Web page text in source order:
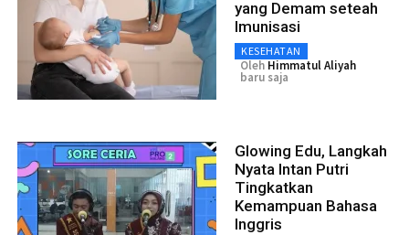
yang Demam seteah
Imunisasi
KESEHATAN
Oleh Himmatul Aliyah
baru saja
Glowing Edu, Langkah
Nyata Intan Putri
Tingkatkan
Kemampuan Bahasa
Inggris